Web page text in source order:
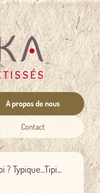
A propos de nous
Contact
? Typique...Tipi...